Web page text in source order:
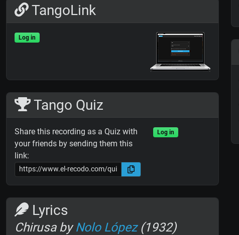
TangoLink
Log in
Tango Quiz
Share this recording as a Quiz with
your friends by sending them this
link:
Log in
Lyrics
Chirusa byNolo López(1932)